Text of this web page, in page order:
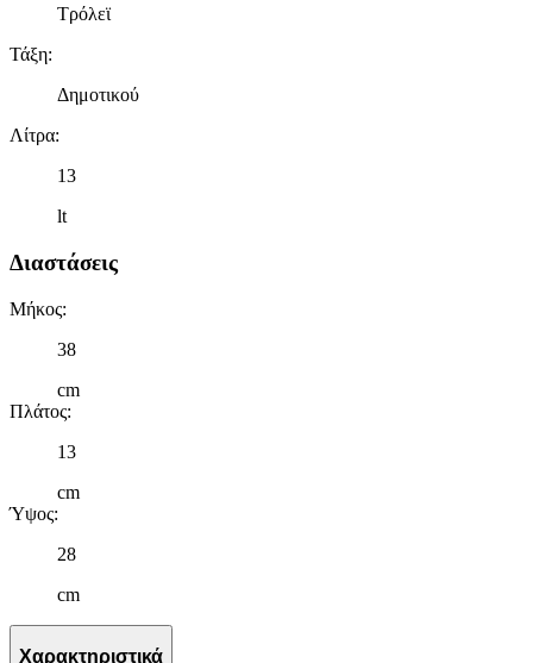
Τρόλεϊ
Τάξη:
Δημοτικού
Λίτρα:
13
lt
Διαστάσεις
Μήκος:
38
cm
Πλάτος:
13
cm
Ύψος:
28
cm
Χαρακτηριστικά